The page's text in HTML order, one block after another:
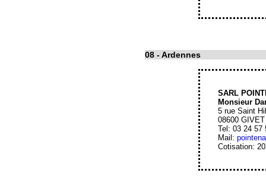
08 - Ardennes
SARL
Monsieur
5 rue Saint
08600 GIVET
Tel: 03 24 57
Mail:
Cotisation: